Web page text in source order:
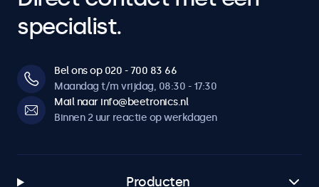
specialist.
Bel ons op 020 - 700 83 66
Maandag t/m vrijdag, 08:30 - 17:30
Mail naar info@beetronics.nl
Binnen 2 uur reactie op werkdagen
Producten